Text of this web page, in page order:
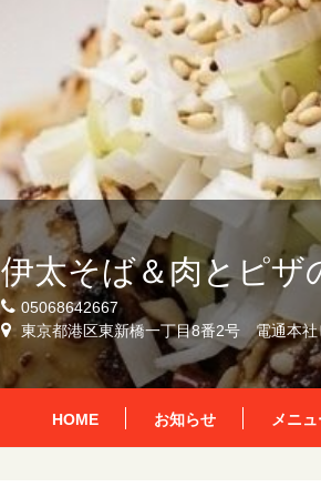
伊太そば＆肉とピザ
05068642667
東京都港区東新橋一丁目8番2号 電通本社
HOME お知らせ メニ